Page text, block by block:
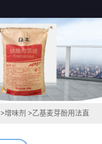
>增味剂 >乙基麦芽酚用法直